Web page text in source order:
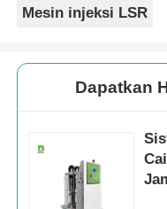
Mesin injeksi LSR
Dapatkan